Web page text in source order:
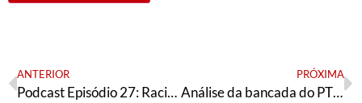
ANTERIOR
Podcast Episódio 27: Racismo no futebol, o Chile e mais sobre os congressos do PT
PRÓXIMA
Análise da bancada do PT acerca do Acordo da Base de Alcântara